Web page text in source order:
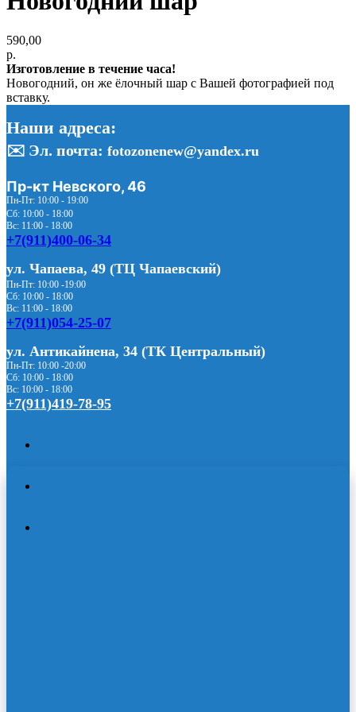
590,00
р.
Изготовление в течение часа!
Новогодний, он же ёлочный шар с Вашей фотографией под
вставку.
Наши адреса:
✉️ Эл. почта: fotozonenew@yandex.ru
Пр-кт Невского, 46
Пн-Пт: 10:00 - 19:00
Сб: 10:00 - 18:00
Вс: 11:00 - 18:00
+7(911)400-06-34
ул. Чапаева, 49 (ТЦ Чапаевский)
Пн-Пт: 10:00 -19:00
Сб: 10:00 - 18:00
Вс: 11:00 - 18:00
+7(911)054-25-07
ул. Антикайнена, 34 (ТК Центральный)
Пн-Пт: 10:00 -20:00
Сб: 10:00 - 18:00
Вс: 10:00 - 18:00
+7(911)419-78-95